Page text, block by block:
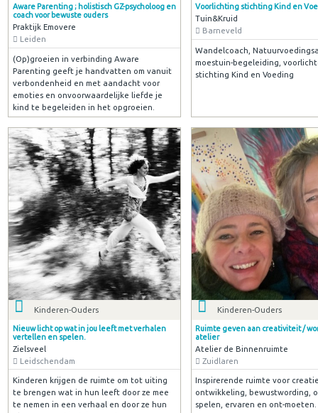
Aware Parenting ; holistisch GZ-psycholoog en
coach voor bewuste ouders
Praktijk Emovere
Leiden
(Op)groeien in verbinding Aware
Parenting geeft je handvatten om vanuit
verbondenheid en met aandacht voor
emoties en onvoorwaardelijke liefde je
kind te begeleiden in het opgroeien.
Voorlichting stichting Kind en
Tuin&Kruid
Barneveld
Wandelcoach,
moestuin-begeleiding,
stichting Kind en Voeding
Kinderen-Ouders
Nieuw licht op wat in jou leeft met verhalen
vertellen en spelen.
Zielsveel
Leidschendam
Kinderen krijgen de ruimte om tot uiting
te brengen wat in hun leeft door ze mee
te nemen in een verhaal en door ze hun
Kinderen-Ouders
Ruimte geven aan creativiteit /
atelier
Atelier de Binnenruimte
Zuidlaren
Inspirerende ruimte voor
ontwikkeling, bewustwording,
spelen, ervaren en ont-moeten.